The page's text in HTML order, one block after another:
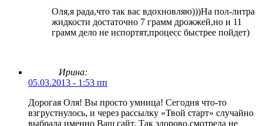
Оля,я рада,что так вас вдохновляю)))На пол-литра
жидкости достаточно 7 грамм дрожжей,но и 11
грамм дело не испортят,процесс быстрее пойдет)
Ирина:
05.03.2013 - 1:53 пп
Дорогая Оля! Вы просто умница! Сегодня что-то
взгрустнулось, и через рассылку «Твой старт» случайно
выбрала именно Ваш сайт. Так здорово,смотрела не